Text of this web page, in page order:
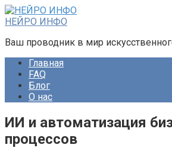
Перейти
к
НЕЙРО ИНФО
Ваш проводник в мир
Главная
FAQ
Блог
О нас
ИИ и автоматизация
процессов